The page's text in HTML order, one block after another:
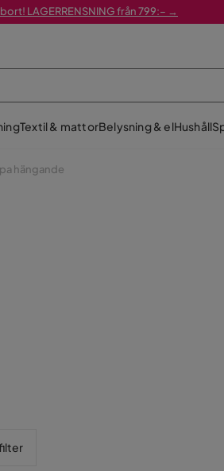
LAGERRENSNING från 799:– →
Textil & mattorBelysning & elHushåll
hängande